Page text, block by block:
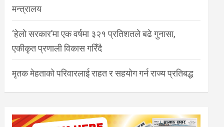
मन्त्रालय
‘हेलो सरकार’मा एक वर्षमा ३२१ प्रतिशतले बढे गुनासा,
एकीकृत प्रणाली विकास गरिँदै
मृतक मेहताको परिवारलाई राहत र सहयोग गर्न राज्य प्रतिबद्ध